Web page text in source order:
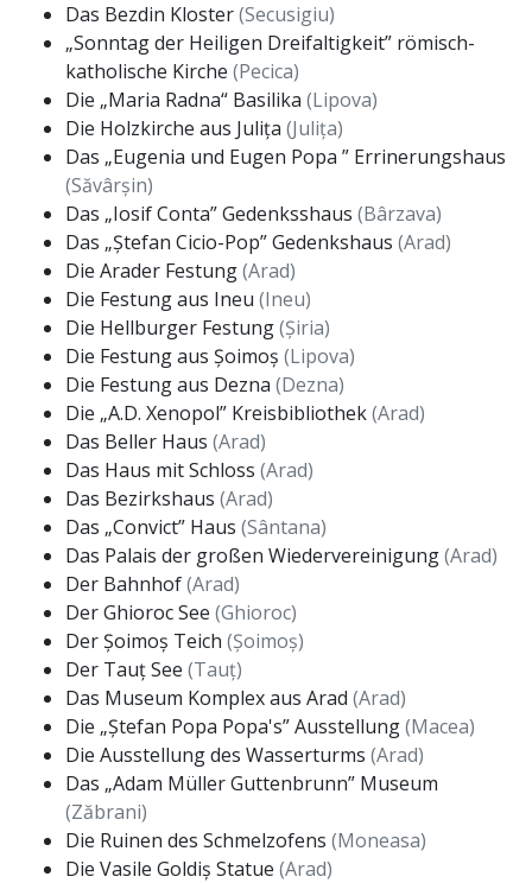
Das Bezdin Kloster(Secusigiu)
„Sonntag der Heiligen Dreifaltigkeit” römisch-
katholische Kirche (Pecica)
Die „Maria Radna“ Basilika (Lipova)
Die Holzkirche aus Julița (Julița)
Das „Eugenia und Eugen Popa ” Errinerungshaus
(Săvârșin)
Das „Iosif Conta” Gedenksshaus (Bârzava)
Das „Ștefan Cicio-Pop” Gedenkshaus (Arad)
Die Arader Festung(Arad)
Die Festung aus Ineu (Ineu)
Die Hellburger Festung(Șiria)
Die Festung aus Șoimoș (Lipova)
Die Festung aus Dezna (Dezna)
Die „A.D. Xenopol” Kreisbibliothek(Arad)
Das Beller Haus (Arad)
Das Haus mit Schloss (Arad)
Das Bezirkshaus (Arad)
Das „Convict” Haus (Sântana)
Das Palais der großen Wiedervereinigung(Arad)
Der Bahnhof(Arad)
Der Ghioroc See (Ghioroc)
Der Șoimoș Teich (Șoimoș)
Der Tauț See (Tauț)
Das Museum Komplex aus Arad (Arad)
Die „Ștefan Popa Popa's” Ausstellung(Macea)
Die Ausstellung des Wasserturms (Arad)
Das „Adam Müller Guttenbrunn” Museum
(Zăbrani)
Die Ruinen des Schmelzofens (Moneasa)
Die Vasile Goldiș Statue (Arad)